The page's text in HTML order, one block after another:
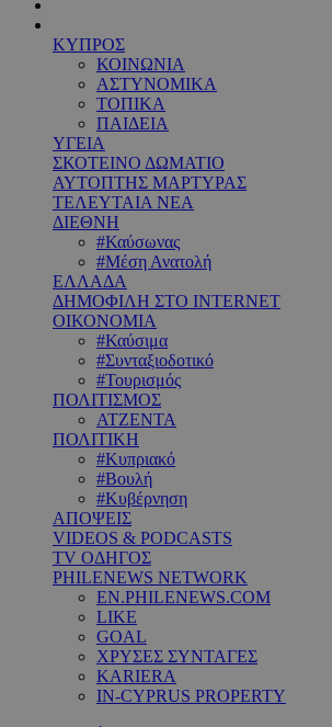
ΚΥΠΡΟΣ
ΚΟΙΝΩΝΙΑ
ΑΣΤΥΝΟΜΙΚΑ
ΤΟΠΙΚΑ
ΠΑΙΔΕΙΑ
ΥΓΕΙΑ
ΣΚΟΤΕΙΝΟ ΔΩΜΑΤΙΟ
ΑΥΤΟΠΤΗΣ ΜΑΡΤΥΡΑΣ
ΤΕΛΕΥΤΑΙΑ ΝΕΑ
ΔΙΕΘΝΗ
#Καύσωνας
#Μέση Ανατολή
ΕΛΛΑΔΑ
ΔΗΜΟΦΙΛΗ ΣΤΟ INTERNET
ΟΙΚΟΝΟΜΙΑ
#Καύσιμα
#Συνταξιοδοτικό
#Τουρισμός
ΠΟΛΙΤΙΣΜΟΣ
ΑΤΖΕΝΤΑ
ΠΟΛΙΤΙΚΗ
#Κυπριακό
#Βουλή
#Κυβέρνηση
ΑΠΟΨΕΙΣ
VIDEOS & PODCASTS
TV ΟΔΗΓΟΣ
PHILENEWS NETWORK
EN.PHILENEWS.COM
LIKE
GOAL
ΧΡΥΣΕΣ ΣΥΝΤΑΓΕΣ
KARIERA
IN-CYPRUS PROPERTY